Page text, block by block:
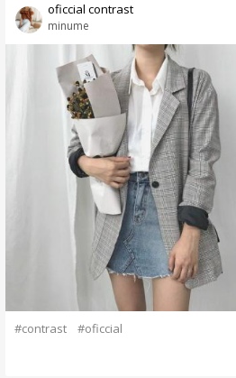
minume
oficcial contrast
#contrast #oficcial